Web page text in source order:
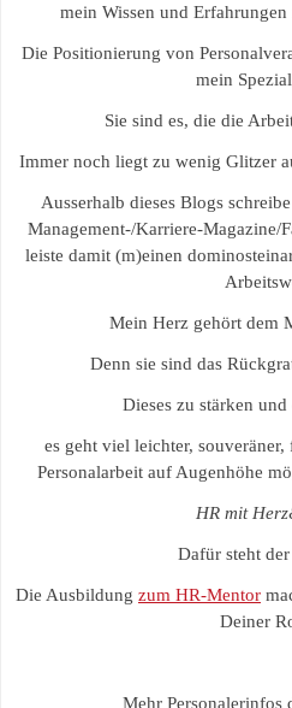
mein Wissen und
Die Positionierung von
mein
Sie sind es, die die
Immer noch liegt zu wenig Glitzer
Ausserhalb dieses Blogs
Management-/Karriere-Magazine/
leiste damit (m)einen
Mein Herz gehört dem
Denn sie sind das
Dieses zu stärken
es geht viel leichter, souveräner,
Personalarbeit auf Augenhöhe
HR mit
Dafür steht der
Die Ausbildung zum HR-Mentor
Deiner
Mehr Personalerinfos